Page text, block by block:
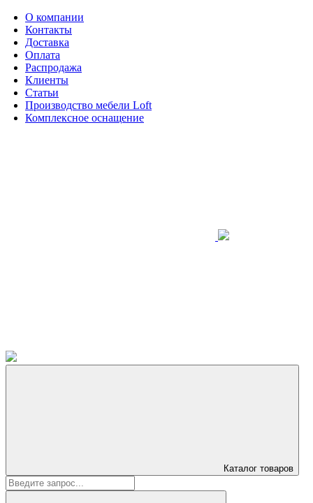
О компании
Контакты
Доставка
Оплата
Распродажа
Клиенты
Статьи
Производство мебели Loft
Комплексное оснащение
Каталог товаров